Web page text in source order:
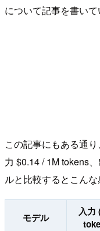
について記事を書いて
この記事にもある通
力 $0.14 / 1M tokens
ルと比較するとこんな
モデル
入力